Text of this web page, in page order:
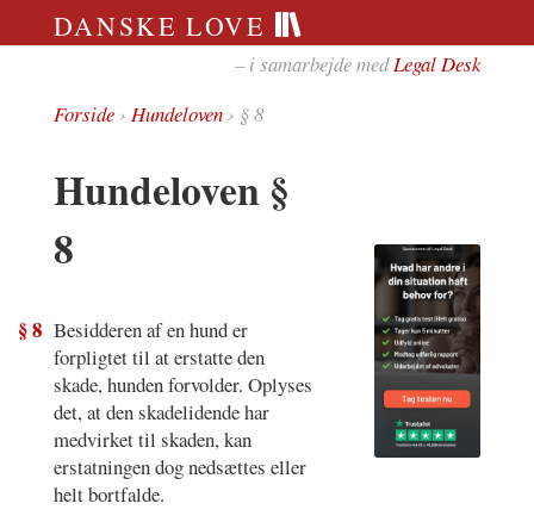
DANSKE LOVE
– i samarbejde medLegal Desk
Forside› Hundeloven› § 8
Hundeloven §
8
§ 8 Besidderen af en hund er
forpligtet til at erstatte den
skade, hunden forvolder. Oplyses
det, at den skadelidende har
medvirket til skaden, kan
erstatningen dog nedsættes eller
helt bortfalde.